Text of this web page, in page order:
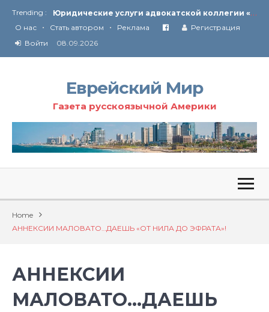
Trending : Ю
ридические услуги адвокатской коллегии «Эли Гервиц»: полное сопровождение на всех этапах
От Ирана до Ливана и Газы
О нас • Стать автором • Реклама
Регистрация
Войти
08.09.2026
Еврейский Мир
Газета русскоязычной Америки
Home
АННЕКСИИ МАЛОВАТО…ДАЕШЬ «ОТ НИЛА ДО ЭФРАТА»!
АННЕКСИИ
МАЛОВАТО…ДАЕШЬ